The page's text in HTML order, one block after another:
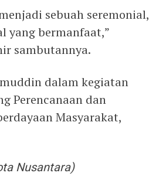
sebuah seremonial,
yang bermanfaat,”
sambutannya.
dalam kegiatan
Perencanaan dan
Masyarakat,
Nusantara)